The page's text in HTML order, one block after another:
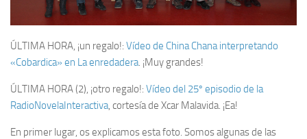
ÚLTIMA HORA, ¡un regalo!: Vídeo de China Chana interpretando
«Cobardica» en La enredadera. ¡Muy grandes!
ÚLTIMA HORA (2), ¡otro regalo!: Vídeo del 25º episodio de la
RadioNovelaInteractiva, cortesía de Xcar Malavida. ¡Ea!
En primer lugar, os explicamos esta foto. Somos algunas de las